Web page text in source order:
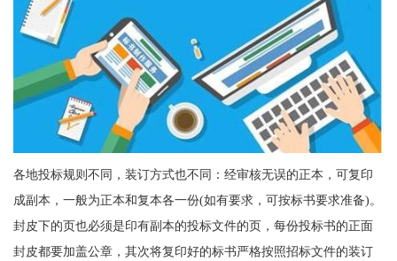
各地投标规则不同，装订方式也不同：经审核无误的正本，可复印
成副本，一般为正本和复本各一份(如有要求，可按标书要求准备)。
封皮下的页也必须是印有副本的投标文件的页，每份投标书的正面
封皮都要加盖公章，其次将复印好的标书严格按照招标文件的装订